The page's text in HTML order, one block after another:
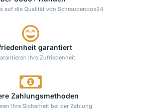
auf die Qualität von Schraubenbox24
garantiert
Ihre Zufriedenheit
Zahlungsmethoden
Ihre Sicherheit bei der Zahlung